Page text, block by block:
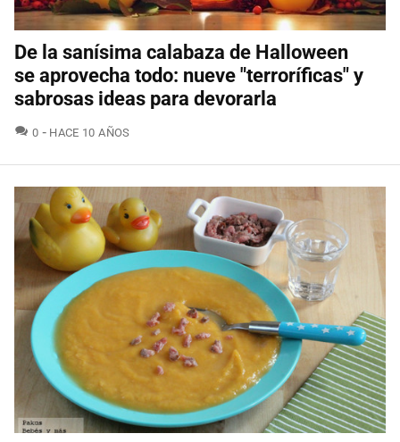
De la sanísima calabaza de Halloween
se aprovecha todo: nueve "terroríficas" y
sabrosas ideas para devorarla
0 COMENTARIOS
HACE 10 AÑOS